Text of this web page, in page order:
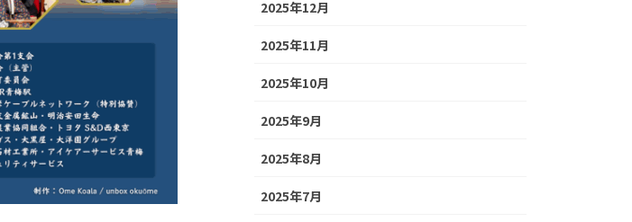
2025年12月
2025年11月
2025年10月
2025年9月
2025年8月
2025年7月